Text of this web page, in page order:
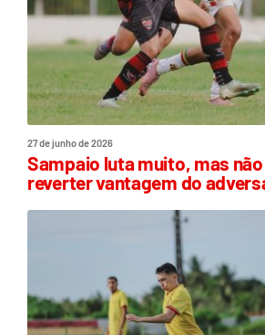
27 de junho de 2026
Sampaio luta muito, mas
reverter vantagem do